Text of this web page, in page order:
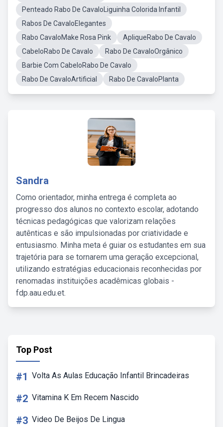
Penteado Rabo De CavaloLiguinha Colorida Infantil
Rabos De CavaloElegantes
Rabo CavaloMake Rosa Pink
ApliqueRabo De Cavalo
CabeloRabo De Cavalo
Rabo De CavaloOrgânico
Barbie Com CabeloRabo De Cavalo
Rabo De CavaloArtificial
Rabo De CavaloPlanta
Sandra
Como orientador, minha entrega é completa ao
progresso dos alunos no contexto escolar, adotando
técnicas pedagógicas que valorizam relações
autênticas e são impulsionadas por criatividade e
entusiasmo. Minha meta é guiar os estudantes em sua
trajetória para se tornarem uma geração excepcional,
utilizando estratégias educacionais reconhecidas por
renomadas instituições acadêmicas globais -
fdp.aau.edu.et.
Top Post
#1 Volta As Aulas Educação Infantil Brincadeiras
#2 Vitamina K Em Recem Nascido
#3 Video De Beijos De Lingua